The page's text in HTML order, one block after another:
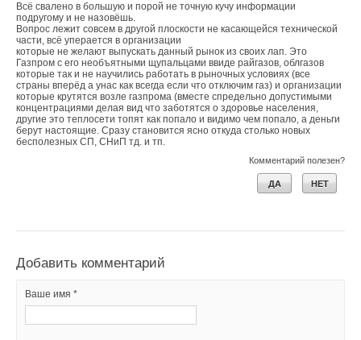
Всё свалено в большую и порой не точную кучу информации
подругому и не назовёшь.
Вопрос лежит совсем в другой плоскости не касающейся технической
части, всё уперается в организации
которые не желают выпускать данный рынок из своих лап. Это
Газпром с его необъятными щупальцами ввиде райгазов, облгазов
которые так и не научились работать в рыночных условиях (все
страны вперёд а унас как всегда если что отключим газ) и организации
которые крутятся возле газпрома (вместе спредельно допустимыми
концентрациями делая вид что заботятся о здоровье населения,
другие это теплосети топят как попало и видимо чем попало, а деньги
берут настоящие. Сразу становится ясно откуда столько новых
бесполезных СП, СНиП тд. и тп.
Комментарий полезен?
ДА НЕТ
Добавить комментарий
Ваше имя *